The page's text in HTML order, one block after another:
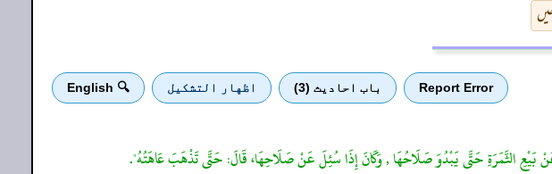
Report Error باب احادیث (3) اظهار التشكيل 🔍 English
بَيْعِ الثَّمَرَةِ حَتَّى يَبْدُوَ صَلَاحُهَا , وَكَانَ إِذَا سُئِلَ عَنْ صَلَاحِهَا، قَالَ: حَتَّى تَذْهَبَ عَاهَتُهُ".